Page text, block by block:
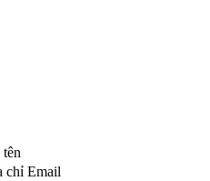
chỉ Email